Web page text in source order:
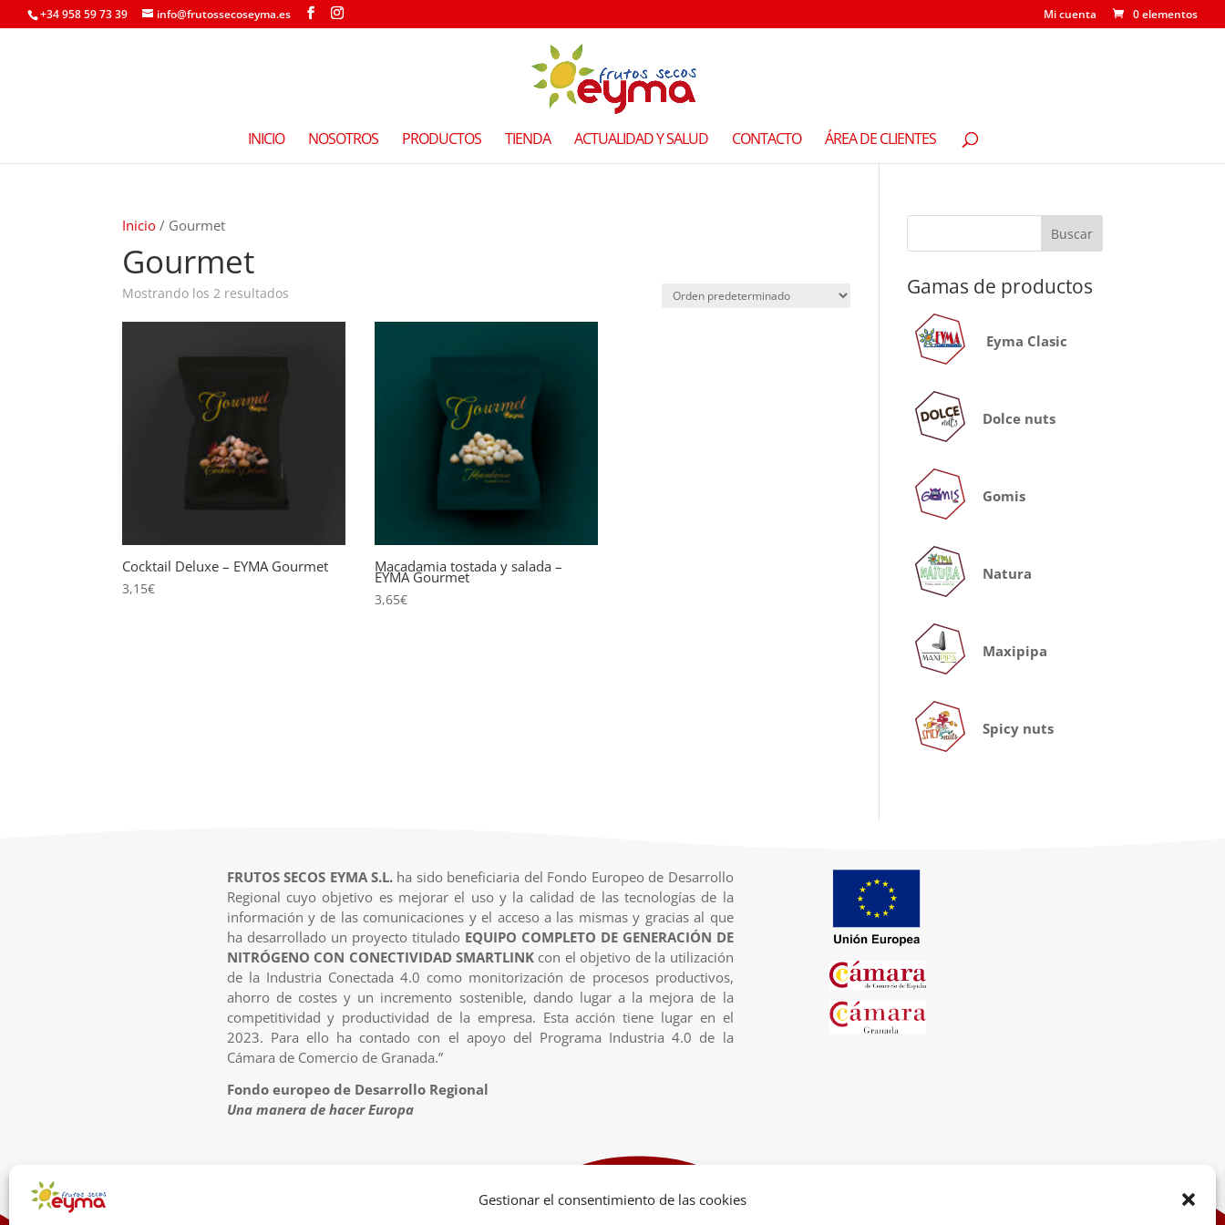
Gestionar el consentimiento de las cookies
+34 958 59 73 39 info@frutossecoseyma.es Mi cuenta 0 elementos
INICIO NOSOTROS PRODUCTOS TIENDA ACTUALIDAD Y SALUD CONTACTO ÁREA DE CLIENTES
Inicio / Gourmet
Gourmet
Mostrando los 2 resultados
Cocktail Deluxe – EYMA Gourmet
3,15€
Macadamia tostada y salada –
EYMA Gourmet
3,65€
Gamas de productos
Eyma Clasic
Dolce nuts
Gomis
Natura
Maxipipa
Spicy nuts
FRUTOS SECOS EYMA S.L. ha sido beneficiaria del Fondo Europeo de Desarrollo
Regional cuyo objetivo es mejorar el uso y la calidad de las tecnologías de la
información y de las comunicaciones y el acceso a las mismas y gracias al que
ha desarrollado un proyecto titulado EQUIPO COMPLETO DE GENERACIÓN DE
NITRÓGENO CON CONECTIVIDAD SMARTLINKcon el objetivo de la utilización
de la Industria Conectada 4.0 como monitorización de procesos productivos,
ahorro de costes y un incremento sostenible, dando lugar a la mejora de la
competitividad y productividad de la empresa. Esta acción tiene lugar en el
2023. Para ello ha contado con el apoyo del Programa Industria 4.0 de la
Cámara de Comercio de Granada.”
Fondo europeo de Desarrollo Regional
Una manera de hacer Europa